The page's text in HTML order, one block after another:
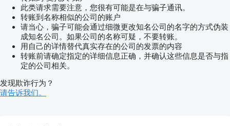
此类请求需要注意，您很有可能是在与骗子通讯。
转账到名称相似的公司的账户
请当心，骗子可能会通过细微更改知名公司的名字的方式伪装
成知名公司。如果公司的名称可疑，不要转账。
用自己的详情替代真实存在的公司的发票的内容
转账前请确定指定的详细信息正确，并确认这些信息是否与指
定的公司相关。
发现欺诈行为？
请告诉我们。